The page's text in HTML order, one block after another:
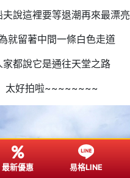
最新優惠 易格LINE
夫說這裡要等退潮再來最漂亮
就留著中間一條白色走道
家都說它是通往天堂之路
太好拍啦~~~~~~~~